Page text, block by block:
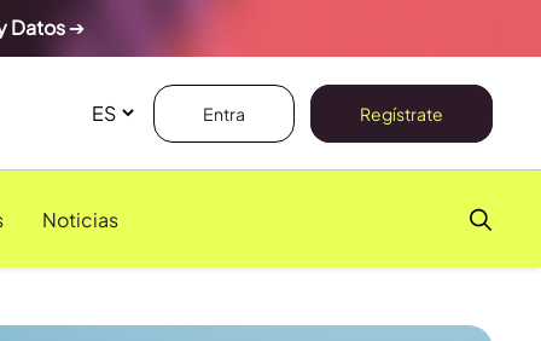
Datos➔
Entra Regístrate
Noticias